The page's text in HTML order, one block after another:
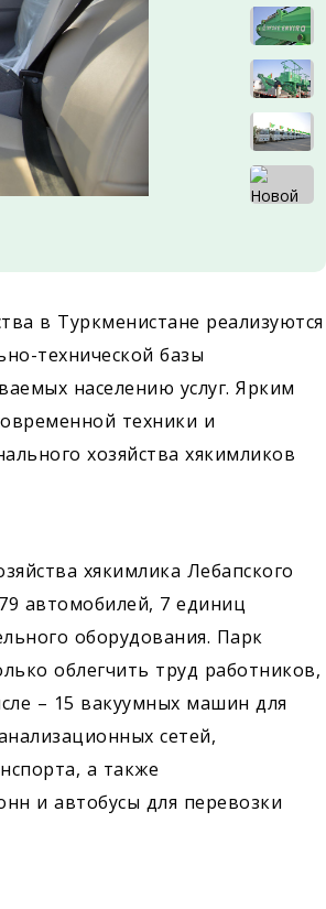
в Туркменистане реализуются
технической базы
населению услуг. Ярким
техники и
хозяйства хякимликов
хякимлика Лебапского
автомобилей, 7 единиц
оборудования. Парк
облегчить труд работников,
– 15 вакуумных машин для
сетей,
а также
и автобусы для перевозки